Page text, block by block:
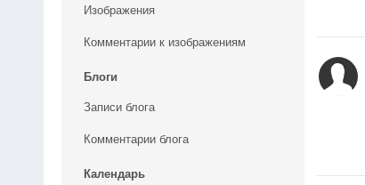
Изображения
Комментарии к изображениям
Блоги
Записи блога
Комментарии блога
Календарь